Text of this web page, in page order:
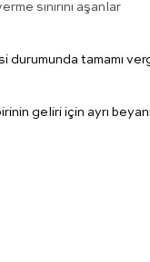
sınırını aşanlar
durumunda tamamı
geliri için ayrı